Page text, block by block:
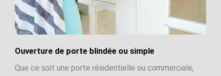
Ouverture de porte blindée ou simple
Que ce soit une porte résidentielle ou commerciale,